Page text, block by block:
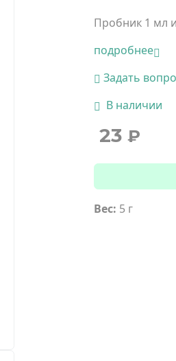
Пробник 1 мл
подробнее
Задать
В наличии
23 ₽
Вес: 5 г